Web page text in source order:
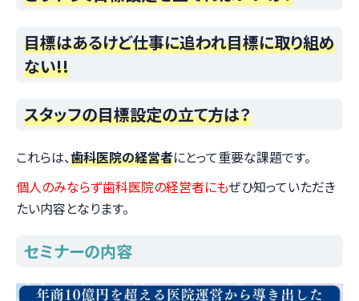
目標はあるけど仕事に追われ目標に取り組め
ない!!
スタッフの目標設定の立て方は？
これらは、歯科医院の経営者にとって重要な課題です。
個人のみならず歯科医院の経営者にもぜひ知っていただき
たい内容となります。
セミナーの内容